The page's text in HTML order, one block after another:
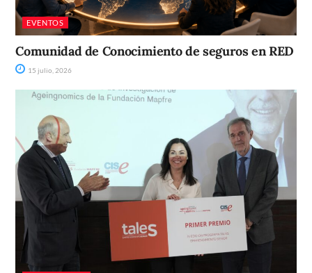
EVENTOS
Comunidad de Conocimiento de seguros en RED
15 julio, 2026